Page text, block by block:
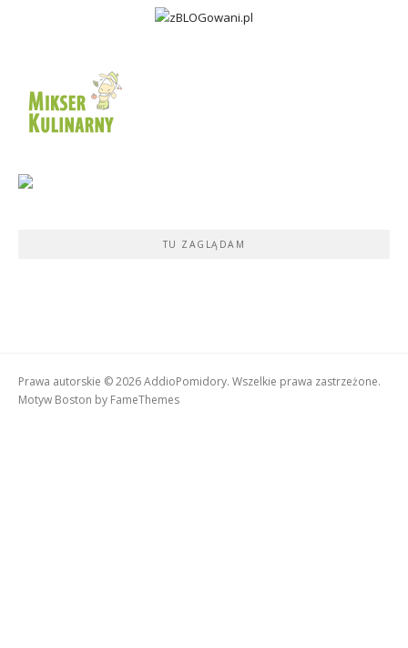
TU ZAGLĄDAM
Prawa autorskie © 2026 AddioPomidory. Wszelkie prawa zastrzeżone.
Motyw Boston by FameThemes